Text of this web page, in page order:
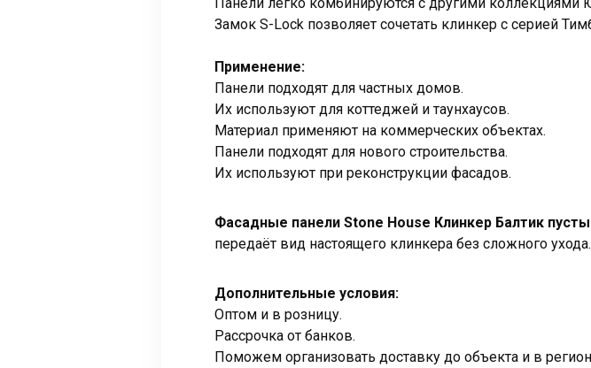
Панели легко комбинируются с другими коллекциями
Замок S-Lock позволяет сочетать клинкер с серией
Применение:
Панели подходят для частных домов.
Их используют для коттеджей и таунхаусов.
Материал применяют на коммерческих объектах.
Панели подходят для нового строительства.
Их используют при реконструкции фасадов.
Фасадные панели Stone House Клинкер Балтик
передаёт вид настоящего клинкера без сложного
Дополнительные условия:
Оптом и в розницу.
Рассрочка от банков.
Поможем организовать доставку до объекта и в